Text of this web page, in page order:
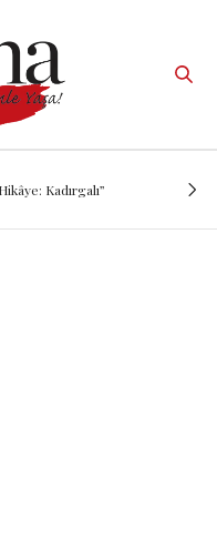
Kadırgalı”